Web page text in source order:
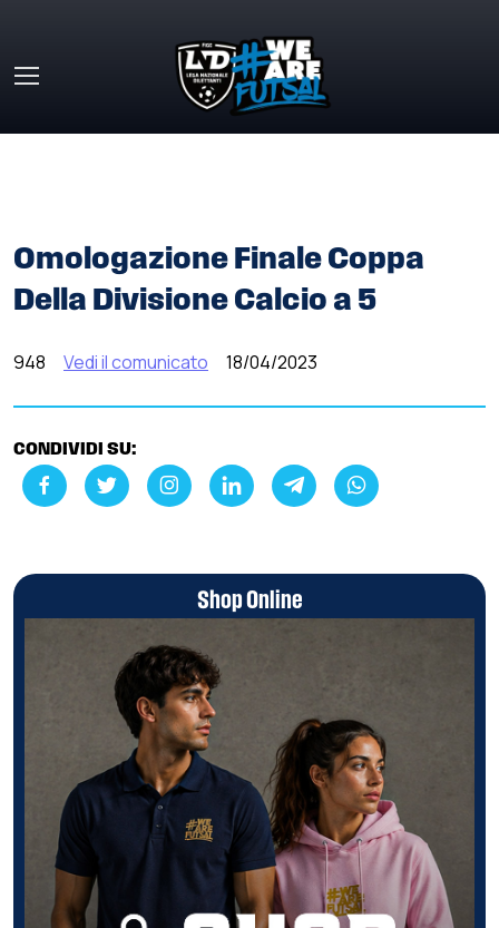
Omologazione Finale Coppa
Della Divisione Calcio a 5
948 Vedi il comunicato 18/04/2023
CONDIVIDI SU:
Shop Online